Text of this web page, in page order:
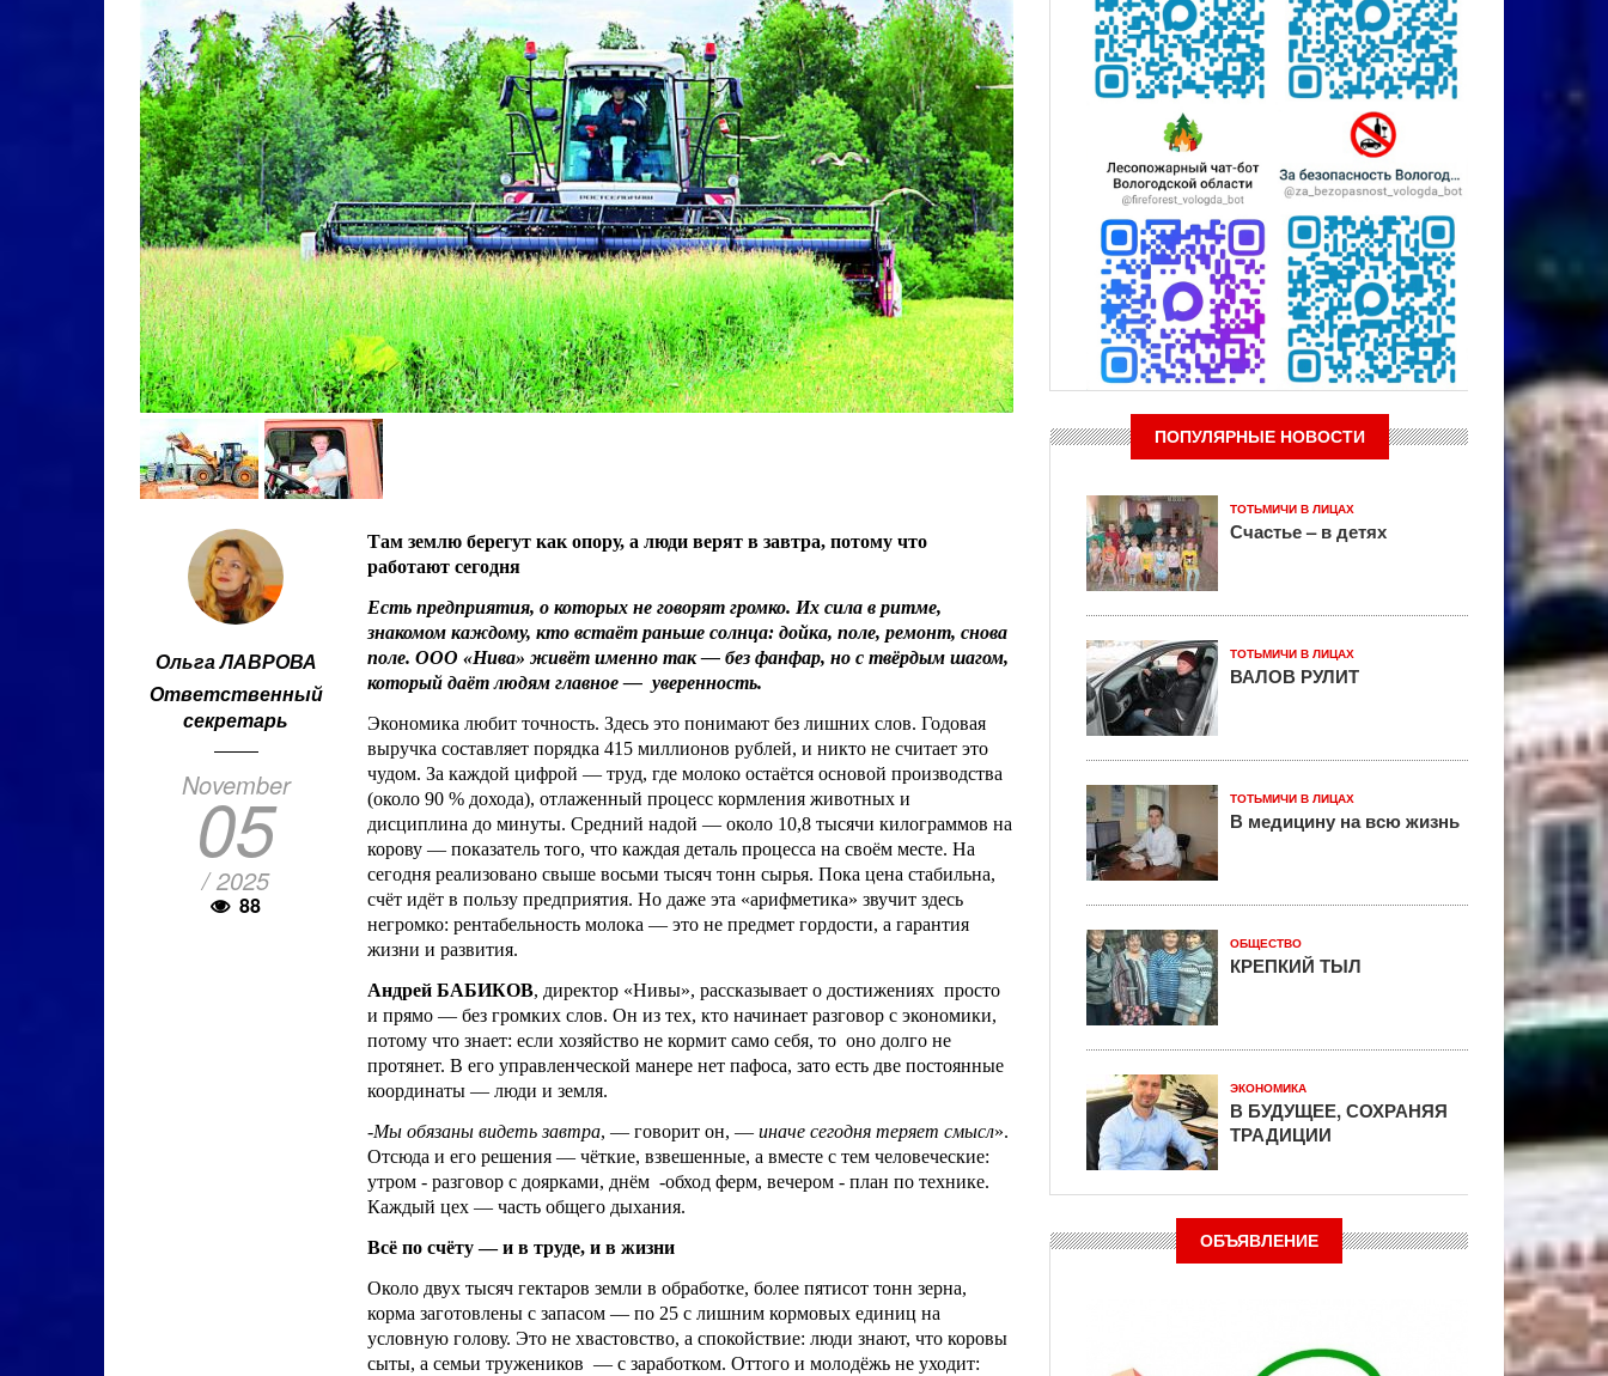
Ольга ЛАВРОВА
Ответственный
секретарь
November
05
/ 2025
88
Там землю берегут как опору, а люди верят в завтра, потому что
работают сегодня
Есть предприятия, о которых не говорят громко. Их сила в ритме,
знакомом каждому, кто встаёт раньше солнца: дойка, поле, ремонт, снова
поле. ООО «Нива» живёт именно так — без фанфар, но с твёрдым шагом,
который даёт людям главное — уверенность.
Экономика любит точность. Здесь это понимают без лишних слов. Годовая
выручка составляет порядка 415 миллионов рублей, и никто не считает это
чудом. За каждой цифрой — труд, где молоко остаётся основой производства
(около 90 % дохода), отлаженный процесс кормления животных и
дисциплина до минуты. Средний надой — около 10,8 тысячи килограммов на
корову — показатель того, что каждая деталь процесса на своём месте. На
сегодня реализовано свыше восьми тысяч тонн сырья. Пока цена стабильна,
счёт идёт в пользу предприятия. Но даже эта «арифметика» звучит здесь
негромко: рентабельность молока — это не предмет гордости, а гарантия
жизни и развития.
Андрей БАБИКОВ, директор «Нивы», рассказывает о достижениях просто
и прямо — без громких слов. Он из тех, кто начинает разговор с экономики,
потому что знает: если хозяйство не кормит само себя, то оно долго не
протянет. В его управленческой манере нет пафоса, зато есть две постоянные
координаты — люди и земля.
-Мы обязаны видеть завтра, — говорит он, — иначе сегодня теряет смысл».
Отсюда и его решения — чёткие, взвешенные, а вместе с тем человеческие:
утром - разговор с доярками, днём -обход ферм, вечером - план по технике.
Каждый цех — часть общего дыхания.
Всё по счёту — и в труде, и в жизни
Около двух тысяч гектаров земли в обработке, более пятисот тонн зерна,
корма заготовлены с запасом — по 25 с лишним кормовых единиц на
условную голову. Это не хвастовство, а спокойствие: люди знают, что коровы
сыты, а семьи тружеников — с заработком. Оттого и молодёжь не уходит:
ПОПУЛЯРНЫЕ НОВОСТИ
ТОТЬМИЧИ В ЛИЦАХ
Счастье – в детях
ТОТЬМИЧИ В ЛИЦАХ
ВАЛОВ РУЛИТ
ТОТЬМИЧИ В ЛИЦАХ
В медицину на всю жизнь
ОБЩЕСТВО
КРЕПКИЙ ТЫЛ
ЭКОНОМИКА
В БУДУЩЕЕ, СОХРАНЯЯ
ТРАДИЦИИ
ОБЪЯВЛЕНИЕ